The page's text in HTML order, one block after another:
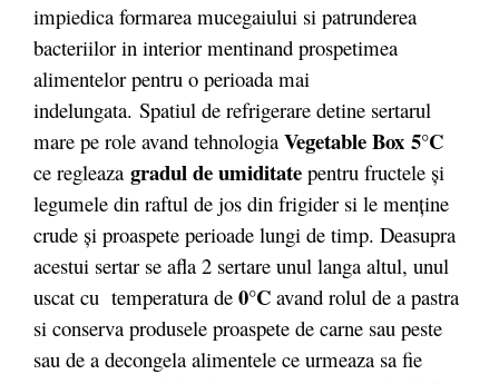
impiedica formarea mucegaiului si patrunderea
bacteriilor in interior mentinand prospetimea
alimentelor pentru o perioada mai
indelungata. Spatiul de refrigerare detine sertarul
mare pe role avand tehnologia Vegetable Box 5°C
ce regleaza gradul de umiditate pentru fructele și
legumele din raftul de jos din frigider si le menține
crude și proaspete perioade lungi de timp. Deasupra
acestui sertar se afla 2 sertare unul langa altul, unul
uscat cu temperatura de 0°C avand rolul de a pastra
si conserva produsele proaspete de carne sau peste
sau de a decongela alimentele ce urmeaza sa fie